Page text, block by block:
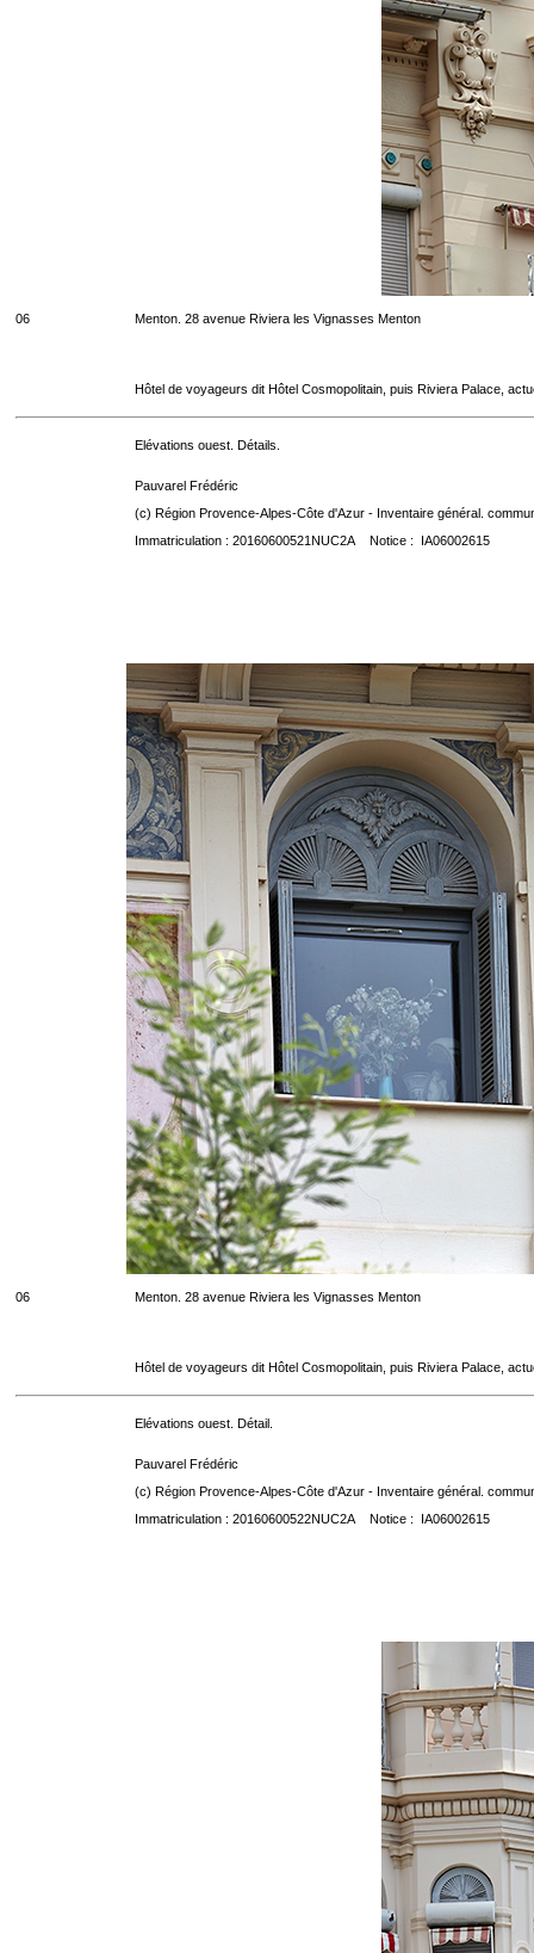
06 Menton. 28 avenue Riviera les Vignasses Menton
Hôtel de voyageurs dit Hôtel Cosmopolitain, puis Riviera Palace,
Elévations ouest. Détails.
Pauvarel Frédéric
(c) Région Provence-Alpes-Côte d'Azur - Inventaire général.
Immatriculation : 20160600521NUC2A Notice : IA06002615
06 Menton. 28 avenue Riviera les Vignasses Menton
Hôtel de voyageurs dit Hôtel Cosmopolitain, puis Riviera Palace,
Elévations ouest. Détail.
Pauvarel Frédéric
(c) Région Provence-Alpes-Côte d'Azur - Inventaire général.
Immatriculation : 20160600522NUC2A Notice : IA06002615